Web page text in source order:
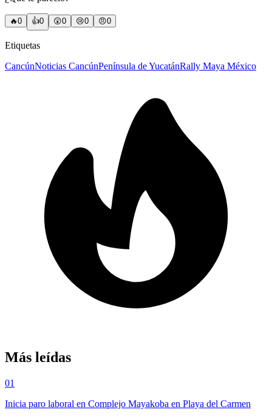
🔥0 👍0 😲0 😢0 😠0
Etiquetas
CancúnNoticias CancúnPenínsula de YucatánRally Maya México
Más leídas
01
Inicia paro laboral en Complejo Mayakoba en Playa del Carmen